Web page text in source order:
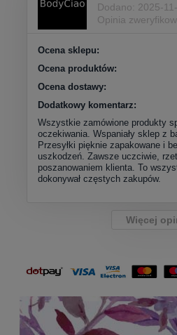
Dodano: 2025-
Opinia
Ocena sklepu:
Ocena produktów:
Ocena dostawy:
Dodatkowy komentarz:
Wszystkie zamówione produkty
oczekiwania. Wspaniały sklep z
Przesyłki pięknie zapakowane i
uszkodzeń. Zawsze uczciwie,
poszanowaniem klienta. To
dokonywał częstych zakupów.
Więcej